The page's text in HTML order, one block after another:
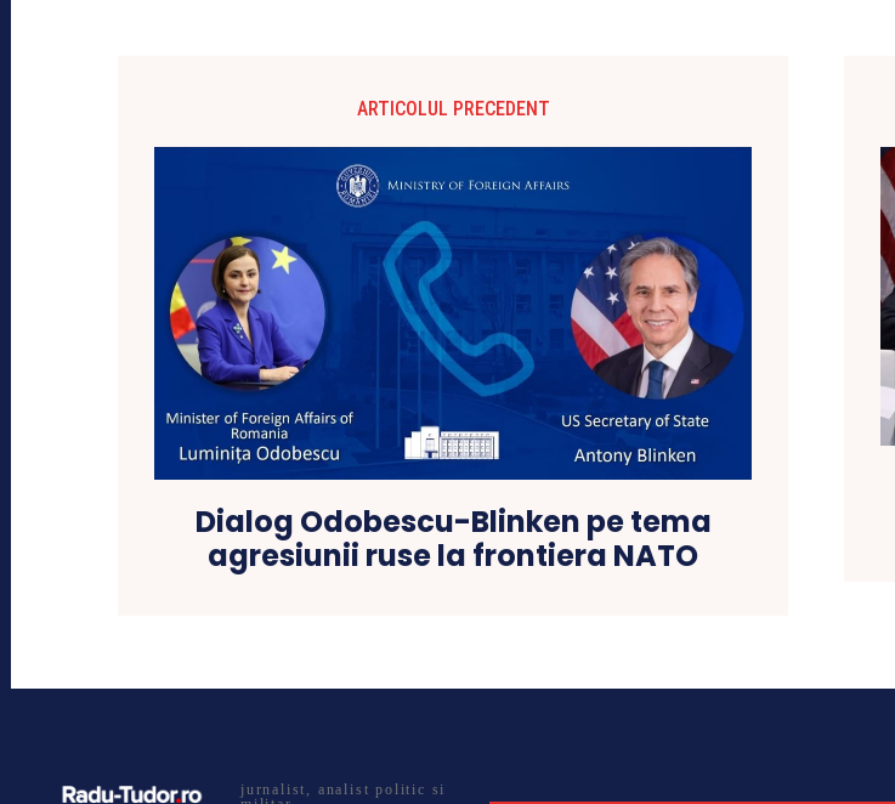
ARTICOLUL PRECEDENT
Dialog Odobescu-Blinken pe tema
agresiunii ruse la frontiera NATO
jurnalist, analist politic si